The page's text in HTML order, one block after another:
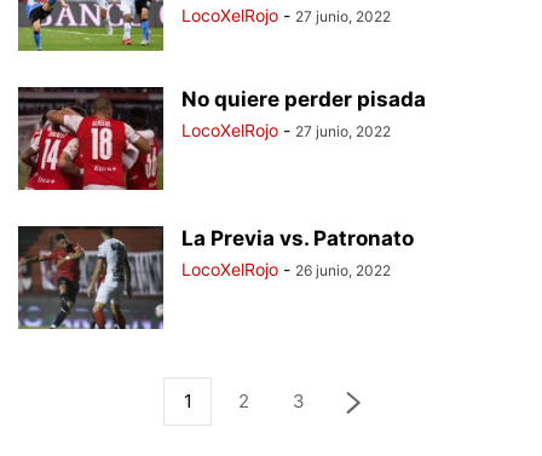
LocoXelRojo - 27 junio, 2022
No quiere perder pisada
LocoXelRojo - 27 junio, 2022
La Previa vs. Patronato
LocoXelRojo - 26 junio, 2022
1 2 3